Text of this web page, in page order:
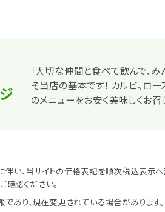
「大切な仲間と食べて飲んで、
そ当店の基本です! カルビ、ロー
のメニューをお安く美味しくお
い、当サイトの価格表記を順次税込表示
確認ください。
あり、現在変更されている場合があります。